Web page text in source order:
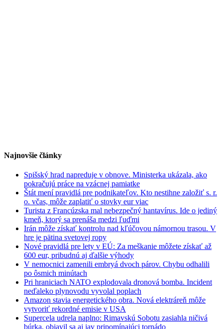
Najnovšie články
Spišský hrad napreduje v obnove. Ministerka ukázala, ako
pokračujú práce na vzácnej pamiatke
Štát mení pravidlá pre podnikateľov. Kto nestihne založiť s. r.
o. včas, môže zaplatiť o stovky eur viac
Turista z Francúzska mal nebezpečný hantavírus. Ide o jediný
kmeň, ktorý sa prenáša medzi ľuďmi
Irán môže získať kontrolu nad kľúčovou námornou trasou. V
hre je pätina svetovej ropy
Nové pravidlá pre lety v EÚ: Za meškanie môžete získať až
600 eur, pribudnú aj ďalšie výhody
V nemocnici zamenili embryá dvoch párov. Chybu odhalili
po ôsmich minútach
Pri hraniciach NATO explodovala dronová bomba. Incident
neďaleko plynovodu vyvolal poplach
Amazon stavia energetického obra. Nová elektráreň môže
vytvoriť rekordné emisie v USA
Supercela udrela naplno: Rimavskú Sobotu zasiahla ničivá
búrka, objavil sa aj jav pripomínajúci tornádo